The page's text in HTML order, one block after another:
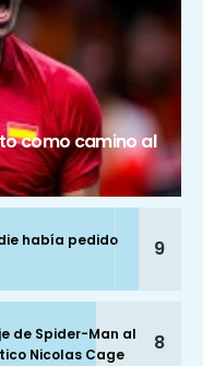
como camino al
había pedido
9
de Spider-Man al
Nicolas Cage
8